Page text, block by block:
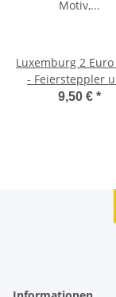
Luxemburg 2 Euro
- Feiersteppler
9,50 € *